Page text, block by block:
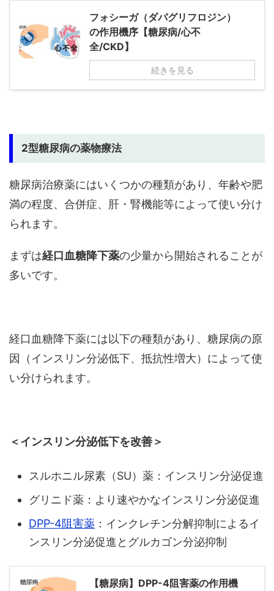
フォシーガ（ダパグリフロジン）
の作用機序【糖尿病/心不
全/CKD】
続きを見る
2型糖尿病の薬物療法
糖尿病治療薬にはいくつかの種類があり、年齢や肥
満の程度、合併症、肝・腎機能等によって使い分け
られます。
まずは経口血糖降下薬の少量から開始されることが
多いです。
経口血糖降下薬には以下の種類があり、糖尿病の原
因（インスリン分泌低下、抵抗性増大）によって使
い分けられます。
＜インスリン分泌低下を改善＞
スルホニル尿素（SU）薬：インスリン分泌促進
グリニド薬：より速やかなインスリン分泌促進
DPP-4阻害薬 ：インクレチン分解抑制によるイ
ンスリン分泌促進とグルカゴン分泌抑制
【糖尿病】DPP-4阻害薬の作用機